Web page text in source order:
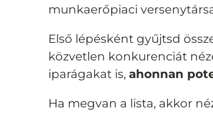
munkaerőpiaci
Első lépésként gyűjtsd
közvetlen konkurenciát
iparágakat is, ahonnan
Ha megvan a lista, akkor